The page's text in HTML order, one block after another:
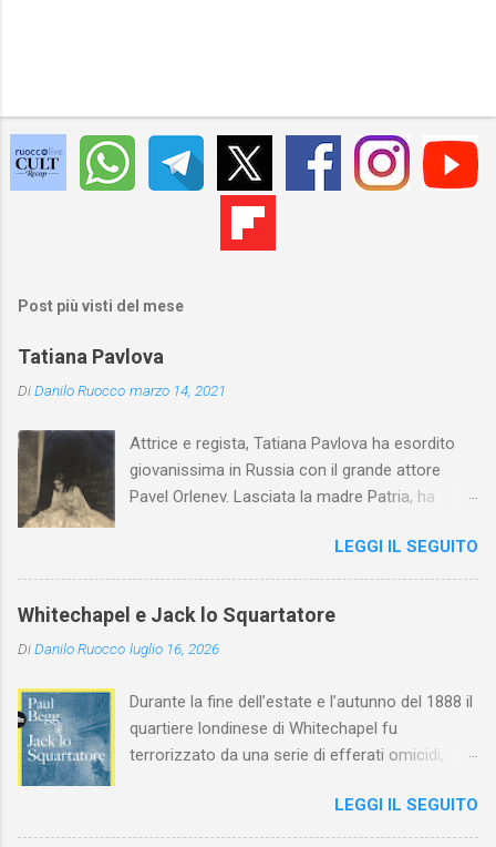
Post più visti del mese
Tatiana Pavlova
DiDanilo Ruocco marzo 14, 2021
Attrice e regista, Tatiana Pavlova ha esordito
giovanissima in Russia con il grande attore
Pavel Orlenev. Lasciata la madre Patria, ha
l'arte della Pavlova ha raggiunto la piena
maturità ed è stata in grado di rinnovare
profondamente l'attardato mondo teatrale
LEGGI IL SEGUITO
Whitechapel e Jack lo Squartatore
DiDanilo Ruocco luglio 16, 2026
Durante la fine dell’estate e l’autunno del 1888 il
quartiere londinese di Whitechapel fu
terrorizzato da una serie di efferati omicidi,
assassino ribattezzato Jack lo Squartatore la
cui identità, tutt’oggi, resta ignota. Paul Begg in
LEGGI IL SEGUITO